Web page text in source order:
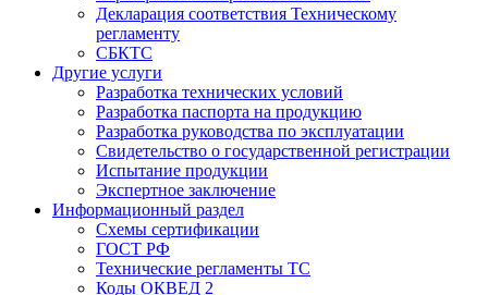
Декларация соответствия Техническому
регламенту
СБКТС
Другие услуги
Разработка технических условий
Разработка паспорта на продукцию
Разработка руководства по эксплуатации
Свидетельство о государственной регистрации
Испытание продукции
Экспертное заключение
Информационный раздел
Схемы сертификации
ГОСТ РФ
Технические регламенты ТС
Коды ОКВЕД 2